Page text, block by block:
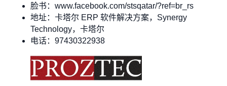
脸书：www.facebook.com/stsqatar/?ref=br_rs
地址：卡塔尔 ERP 软件解决方案，Synergy
Technology，卡塔尔
电话：97430322938